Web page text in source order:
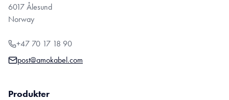
6017 Ålesund
Norway
+47 70 17 18 90
post@amokabel.com
Produkter